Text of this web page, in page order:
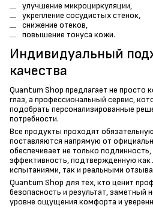
улучшение микроциркуляции,
укрепление сосудистых стенок,
снижение отеков,
повышение тонуса кожи.
Индивидуальный
качества
Quantum Shop предлагает не просто
глаз, а профессиональный сервис,
подобрать персонализированные
потребности.
Все продукты проходят
поставляются напрямую от
обеспечивает не только
эффективность, подтвержденную
испытаниями, так и реальными
Quantum Shop для тех, кто ценит
безопасность и результат, заметный
уровне ощущения комфорта и